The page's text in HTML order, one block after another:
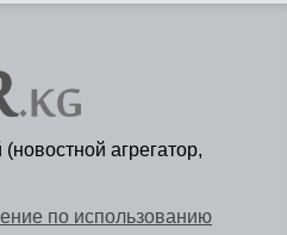
агрегатор,
по использованию